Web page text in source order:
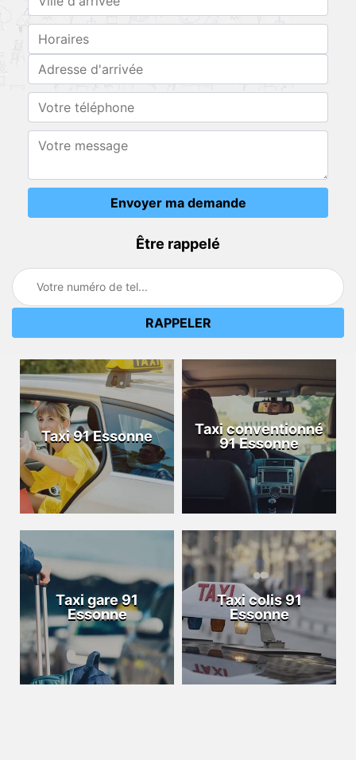
Être rappelé
Taxi 91 Essonne
Taxi conventionné
91 Essonne
Taxi gare 91
Essonne
Taxi colis 91
Essonne